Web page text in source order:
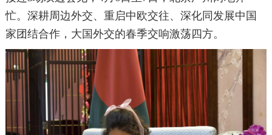
忙。深耕周边外交、重启中欧交往、深化同发展中国
家团结合作，大国外交的春季交响激荡四方。